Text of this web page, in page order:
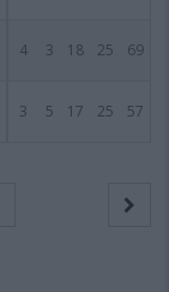
4 3 18 25 69
3 5 17 25 57